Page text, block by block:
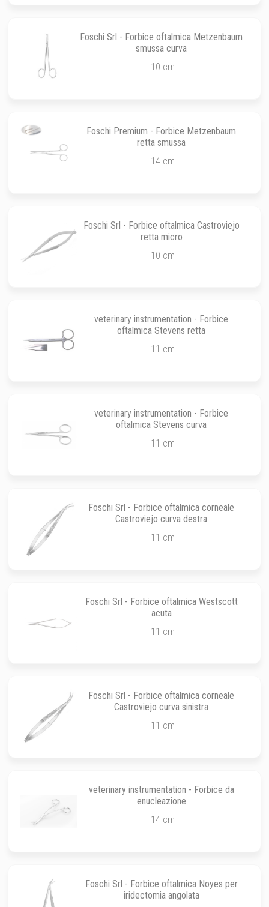
Foschi Srl - Forbice oftalmica Metzenbaum
smussa curva
10 cm
Foschi Premium - Forbice Metzenbaum
retta smussa
14 cm
Foschi Srl - Forbice oftalmica Castroviejo
retta micro
10 cm
veterinary instrumentation - Forbice
oftalmica Stevens retta
11 cm
veterinary instrumentation - Forbice
oftalmica Stevens curva
11 cm
Foschi Srl - Forbice oftalmica corneale
Castroviejo curva destra
11 cm
Foschi Srl - Forbice oftalmica Westscott
acuta
11 cm
Foschi Srl - Forbice oftalmica corneale
Castroviejo curva sinistra
11 cm
veterinary instrumentation - Forbice da
enucleazione
14 cm
Foschi Srl - Forbice oftalmica Noyes per
iridectomia angolata